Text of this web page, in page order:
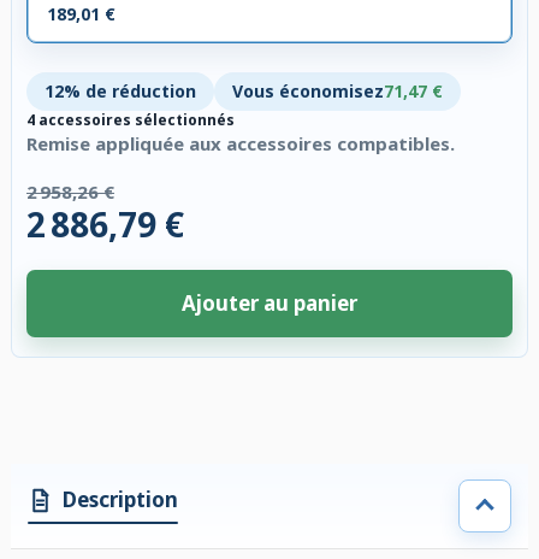
189,01 €
12% de réduction Vous économisez71,47 €
4 accessoires sélectionnés
Remise appliquée aux accessoires compatibles.
2 958,26 €
2 886,79 €
Ajouter au panier
Description